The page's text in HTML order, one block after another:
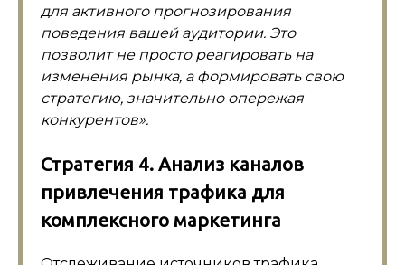
для активного прогнозирования
поведения вашей аудитории. Это
позволит не просто реагировать на
изменения рынка, а формировать свою
стратегию, значительно опережая
конкурентов».
Стратегия 4. Анализ каналов
привлечения трафика для
комплексного маркетинга